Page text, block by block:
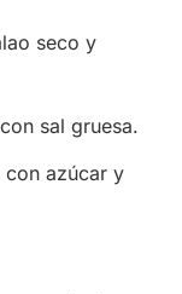
seco y
sal gruesa.
con azúcar y